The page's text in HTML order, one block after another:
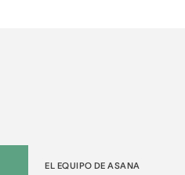
EL EQUIPO DE ASANA